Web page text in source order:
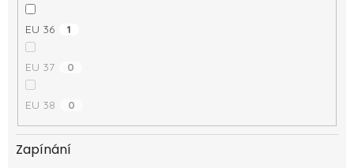
EU 36 1
EU 37 0
EU 38 0
Zapínání